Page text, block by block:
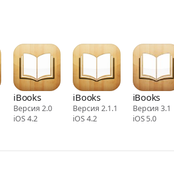
iBooks
Версия 2.0
iOS 4.2
iBooks
Версия 2.1.1
iOS 4.2
iBooks
Версия 3.1
iOS 5.0